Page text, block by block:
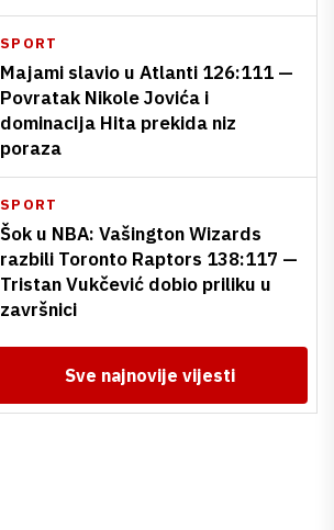
SPORT
Majami slavio u Atlanti 126:111 —
Povratak Nikole Jovića i
dominacija Hita prekida niz
poraza
SPORT
Šok u NBA: Vašington Wizards
razbili Toronto Raptors 138:117 —
Tristan Vukčević dobio priliku u
završnici
Sve najnovije vijesti